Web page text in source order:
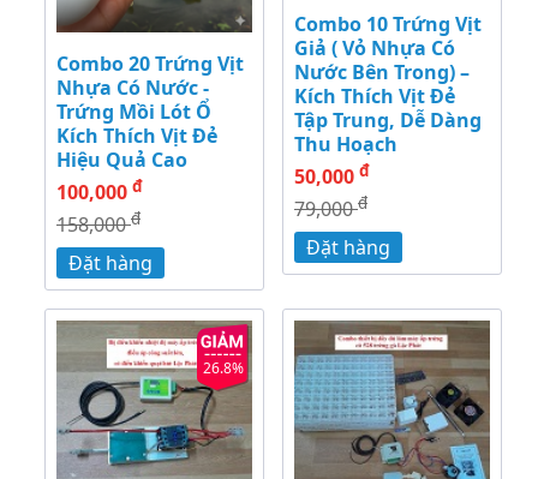
Combo 20 Trứng Vịt
Nhựa Có Nước -
Trứng Mồi Lót Ổ
Kích Thích Vịt Đẻ
Hiệu Quả Cao
100,000 đ
158,000đ
Đặt hàng
Combo 10 Trứng Vịt
Giả ( Vỏ Nhựa Có
Nước Bên Trong) –
Kích Thích Vịt Đẻ
Tập Trung, Dễ Dàng
Thu Hoạch
50,000 đ
79,000đ
Đặt hàng
26.8%